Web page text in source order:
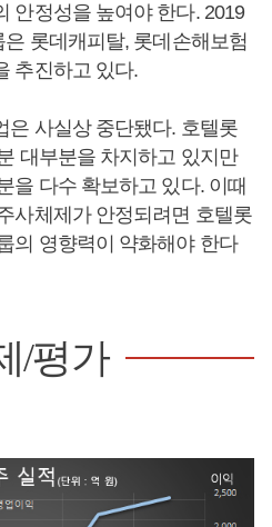
안정성을 높여야 한다. 2019
롯데캐피탈, 롯데손해보험
추진하고 있다.
은 사실상 중단됐다. 호텔롯
대부분을 차지하고 있지만
을 다수 확보하고 있다. 이때
사체제가 안정되려면 호텔롯
의 영향력이 약화해야 한다
/평가